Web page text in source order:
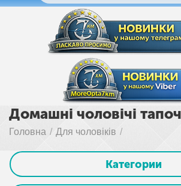
Домашні чоловічі
Головна / Для чоловіків /
Категории